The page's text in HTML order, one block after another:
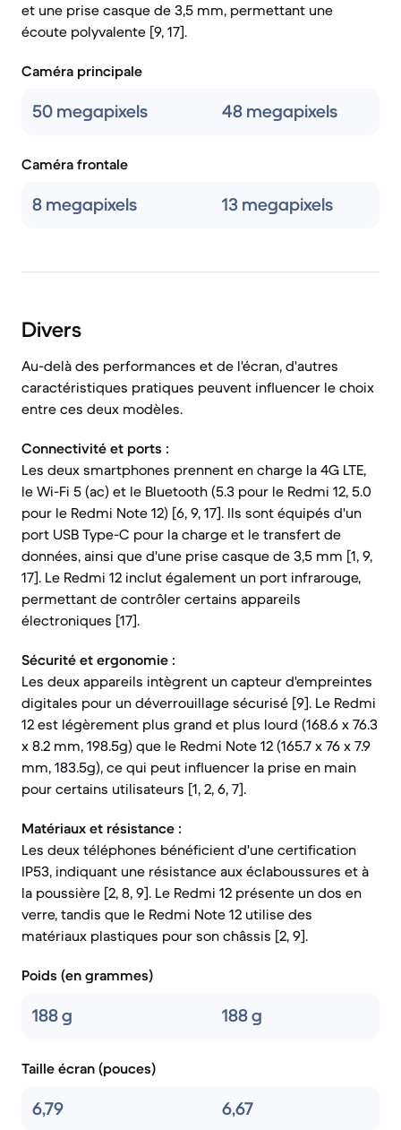
et une prise casque de 3,5 mm, permettant une
écoute polyvalente [9, 17].
Caméra principale
50 megapixels 48 megapixels
Caméra frontale
8 megapixels 13 megapixels
Divers
Au-delà des performances et de l'écran, d'autres
caractéristiques pratiques peuvent influencer le choix
entre ces deux modèles.
Connectivité et ports :
Les deux smartphones prennent en charge la 4G LTE,
le Wi-Fi 5 (ac) et le Bluetooth (5.3 pour le Redmi 12, 5.0
pour le Redmi Note 12) [6, 9, 17]. Ils sont équipés d'un
port USB Type-C pour la charge et le transfert de
données, ainsi que d'une prise casque de 3,5 mm [1, 9,
17]. Le Redmi 12 inclut également un port infrarouge,
permettant de contrôler certains appareils
électroniques [17].
Sécurité et ergonomie :
Les deux appareils intègrent un capteur d'empreintes
digitales pour un déverrouillage sécurisé [9]. Le Redmi
12 est légèrement plus grand et plus lourd (168.6 x 76.3
x 8.2 mm, 198.5g) que le Redmi Note 12 (165.7 x 76 x 7.9
mm, 183.5g), ce qui peut influencer la prise en main
pour certains utilisateurs [1, 2, 6, 7].
Matériaux et résistance :
Les deux téléphones bénéficient d'une certification
IP53, indiquant une résistance aux éclaboussures et à
la poussière [2, 8, 9]. Le Redmi 12 présente un dos en
verre, tandis que le Redmi Note 12 utilise des
matériaux plastiques pour son châssis [2, 9].
Poids (en grammes)
188 g 188 g
Taille écran (pouces)
6,79 6,67